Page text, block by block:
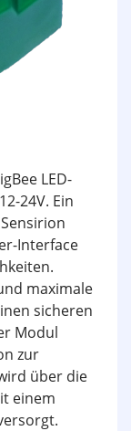
LED-
24V. Ein
Interface
maximale
sicheren
Modul
zur
über die
einem